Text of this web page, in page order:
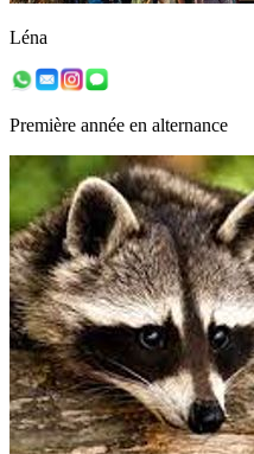
Léna
Première année en alternance